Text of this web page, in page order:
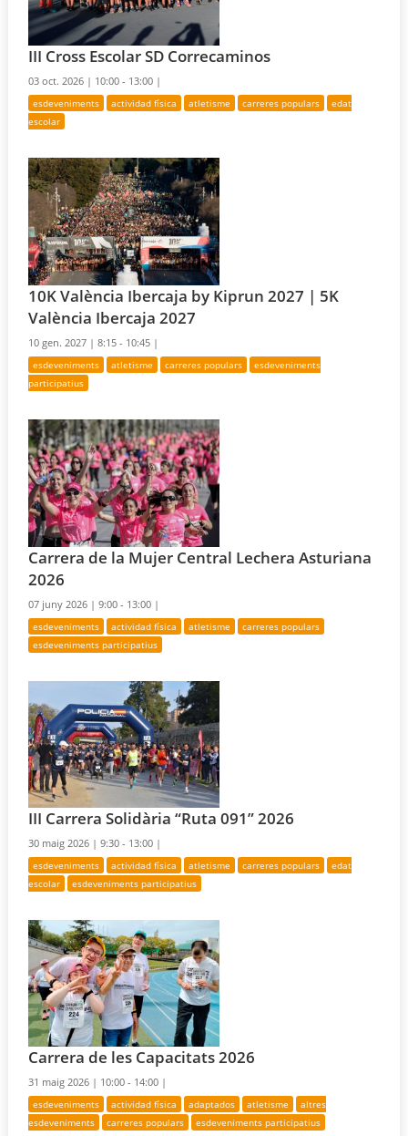
III Cross Escolar SD Correcaminos
03 oct. 2026 | 10:00 - 13:00 |
esdeveniments actividad física atletisme carreres populars
edat
escolar
10K València Ibercaja by Kiprun 2027 | 5K
València Ibercaja 2027
10 gen. 2027 |8:15 - 10:45 |
esdeveniments atletisme carreres populars
esdeveniments
participatius
Carrera de la Mujer Central Lechera Asturiana
2026
07 juny 2026 |9:00 - 13:00 |
esdeveniments actividad física atletisme
carreres populars
esdeveniments participatius
III Carrera Solidària “Ruta 091” 2026
30 maig 2026 |9:30 - 13:00 |
esdeveniments actividad física atletisme carreres populars
edat
escolar
esdeveniments participatius
Carrera de les Capacitats 2026
31 maig 2026 | 10:00 - 14:00 |
esdeveniments actividad física adaptados atletisme
altres
esdeveniments
carreres populars esdeveniments participatius